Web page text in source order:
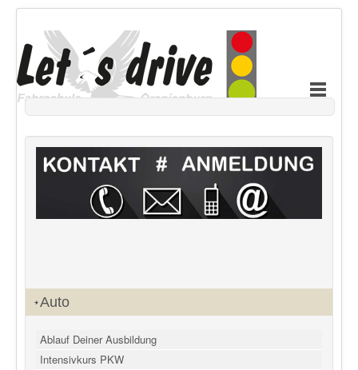
Auto
Ablauf Deiner Ausbildung
Intensivkurs PKW